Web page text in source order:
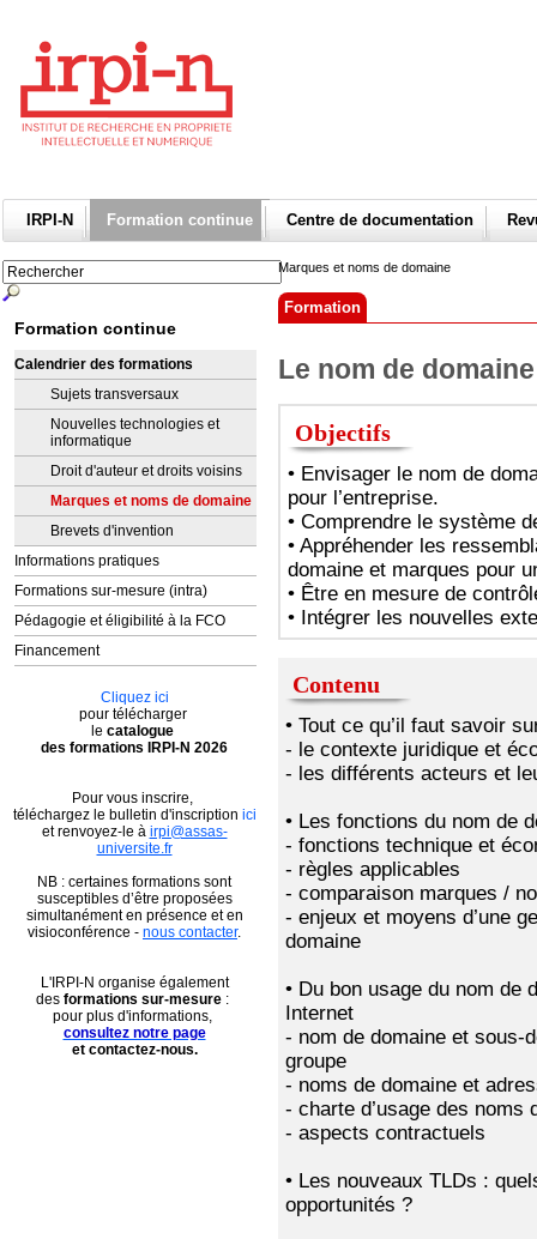
IRPI-N Formation continue Centre de documentation
Formation continue
Calendrier des formations
Sujets transversaux
Nouvelles technologies et
informatique
Droit d'auteur et droits voisins
Marques et noms de domaine
Brevets d'invention
Informations pratiques
Formations sur-mesure (intra)
Pédagogie et éligibilité à la FCO
Financement
Cliquez ici
pour télécharger
le catalogue
des formations IRPI-N 2026
Pour vous inscrire,
téléchargez le bulletin d'inscription ici
et renvoyez-le à irpi@assas-
universite.fr
​NB : certaines formations sont
susceptibles d’être proposées
simultanément en présence et en
visioconférence - nous contacter.
L'IRPI-N organise également
des formations sur-mesure :
pour plus d'informations,
consultez notre page
et contactez-nous.
Marques et noms de domaine
Formation
Le nom de
Objectifs
• Envisager le nom de
pour l’entreprise.
• Comprendre le système
• Appréhender les
domaine et marques pour
• Être en mesure de
• Intégrer les nouvelles
Contenu
• Tout ce qu’il faut savoir
- le contexte juridique et
- les différents acteurs et
• Les fonctions du nom de
- fonctions technique et
- règles applicables
- comparaison marques /
- enjeux et moyens d’une
domaine
• Du bon usage du nom de
Internet
- nom de domaine et sous-
groupe
- noms de domaine et
- charte d’usage des noms
- aspects contractuels
• Les nouveaux TLDs :
opportunités ?